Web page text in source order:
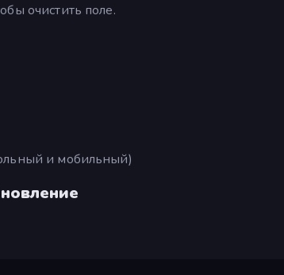
очистить поле.
и мобильный)